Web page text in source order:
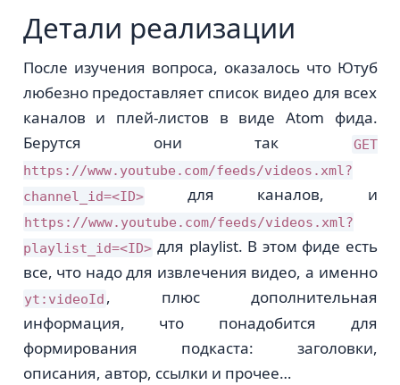
Детали реализации
После изучения вопроса, оказалось что Ютуб
любезно предоставляет список видео для всех
каналов и плей-листов в виде Atom фида.
Берутся они так
GET
https://www.youtube.com/feeds/videos.xml?
channel_id=<ID>
для каналов, и
https://www.youtube.com/feeds/videos.xml?
playlist_id=<ID> для playlist. В этом фиде есть
все, что надо для извлечения видео, а именно
yt:videoId , плюс дополнительная
информация, что понадобится для
формирования подкаста: заголовки,
описания, автор, ссылки и прочее…